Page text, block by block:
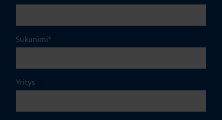
Sukunimi*
Yritys